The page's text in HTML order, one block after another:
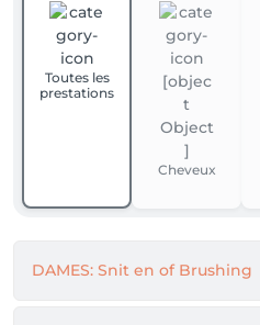
Toutes les
prestations
Cheveux
DAMES: Snit en of Brushing